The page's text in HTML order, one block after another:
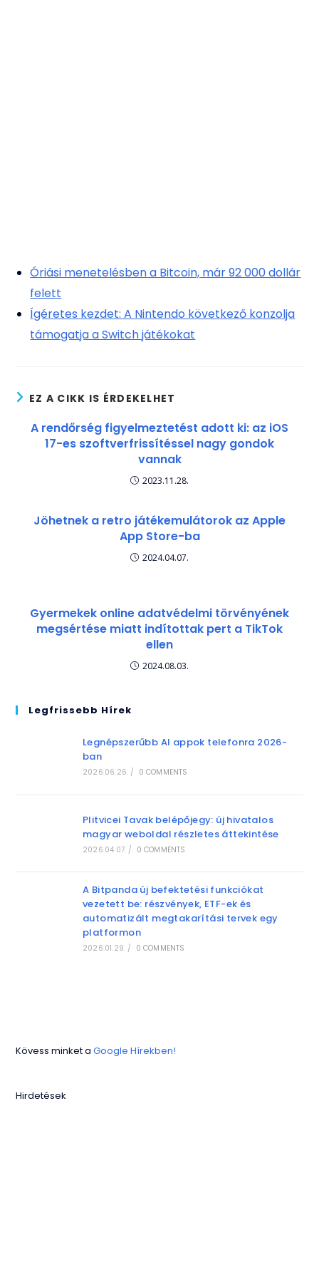
Óriási menetelésben a Bitcoin, már 92 000 dollár
felett
Ígéretes kezdet: A Nintendo következő konzolja
támogatja a Switch játékokat
EZ A CIKK IS ÉRDEKELHET
A rendőrség figyelmeztetést adott ki: az iOS
17-es szoftverfrissítéssel nagy gondok
vannak
2023.11.28.
Jöhetnek a retro játékemulátorok az Apple
App Store-ba
2024.04.07.
Gyermekek online adatvédelmi törvényének
megsértése miatt indítottak pert a TikTok
ellen
2024.08.03.
Legfrissebb Hírek
Legnépszerűbb AI appok telefonra 2026-
ban
2026.06.26. / 0 COMMENTS
Plitvicei Tavak belépőjegy: új hivatalos
magyar weboldal részletes áttekintése
2026.04.07. / 0 COMMENTS
A Bitpanda új befektetési funkciókat
vezetett be: részvények, ETF-ek és
automatizált megtakarítási tervek egy
platformon
2026.01.29. / 0 COMMENTS
Kövess minket aGoogle Hírekben!
Hirdetések